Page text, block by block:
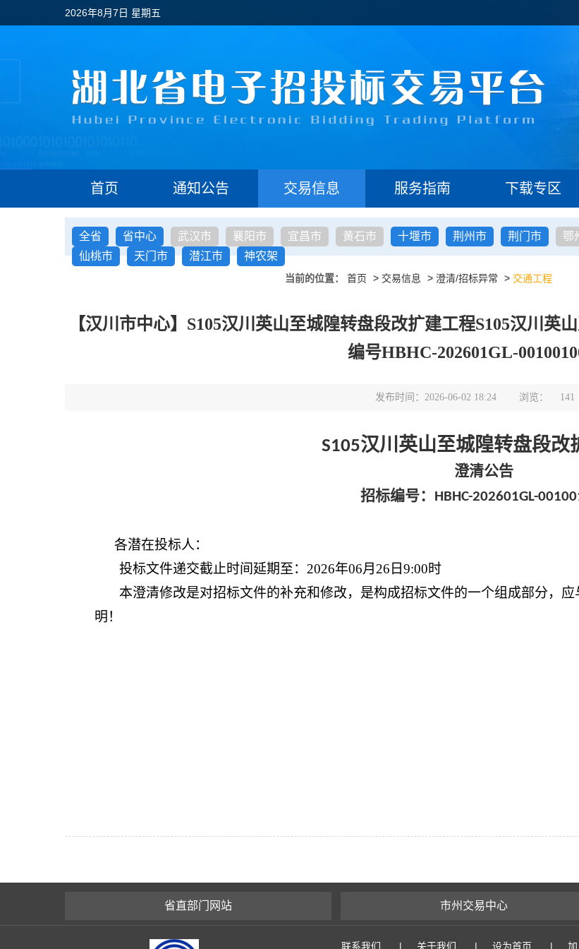
2026年8月7日 星期五
首页 通知公告 交易信息 服务指南 下载专区
全省
省中心 武汉市 襄阳市 宜昌市 黄石市 十堰市 荆州市 荆门市 鄂
仙桃市
天门市 潜江市 神农架
当前的位置： 首页 > 交易信息 > 澄清/招标异常 > 交通工程
【汉川市中心】S105汉川英山至城隍转盘段改扩建工程S105汉川英
编号HBHC-202601GL-
发布时间：2026-06-02 18:24 浏览： 141
S105汉川英山至城隍转盘段改
澄清公告
招标编号：
HBHC-202601GL-
各潜在投标人：
投标文件递交截止时间延期至： 2026年06月 26 日9:00时
本澄清修改是对招标文件的补充和修改，是构成招标文件的一个组成部分，
明！
省直部门网站 市州交易中心
联系我们 | 关于我们 | 设为首页 |